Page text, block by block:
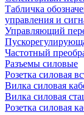
Табличка
управления и
Управляющий
Частотный
Разъемы силовые
Розетка силовая
Вилка силовая
Вилка силовая
Розетка силовая